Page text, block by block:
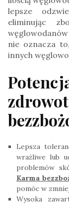
lepsze
eliminując
nie oznacza
innych
Lepsza
wrażliwe lub
problemów
Karma
pomóc w
Wysoka